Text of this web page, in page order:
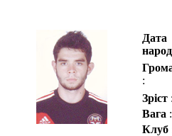
Дата
:
Зріст :
Вага :
Клуб